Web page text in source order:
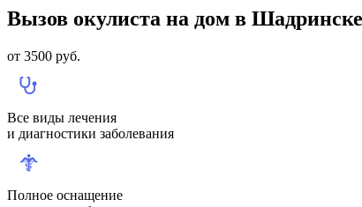
Вызов окулиста на дом в
от 3500 руб.
Все виды лечения
и диагностики заболевания
Полное оснащение